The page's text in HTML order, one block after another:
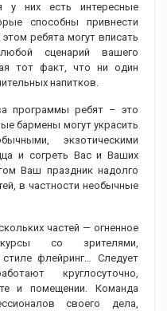
у них есть интересные
способны привнести
ребята могут вписать
сценарий вашего
тот факт, что ни один
напитков.
программы ребят – это
бармены могут украсить
экзотическими
и согреть Вас и Ваших
Ваш праздник надолго
в частности необычные
частей — огненное
со зрителями,
флейринг… Следует
круглосуточно,
и помещении. Команда
своего дела,